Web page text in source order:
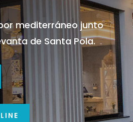
mediterráneo junto
de Santa Pola.